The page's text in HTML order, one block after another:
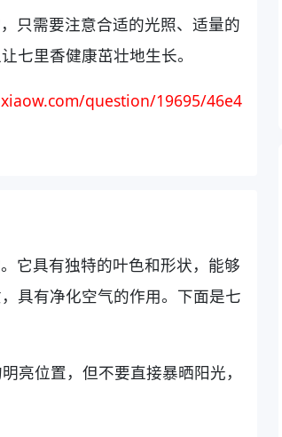
只需要注意合适的光照、适量的
七里香健康茁壮地生长。
question/19695/46e4
它具有独特的叶色和形状，能够
具有净化空气的作用。下面是七
亮位置，但不要直接暴晒阳光，